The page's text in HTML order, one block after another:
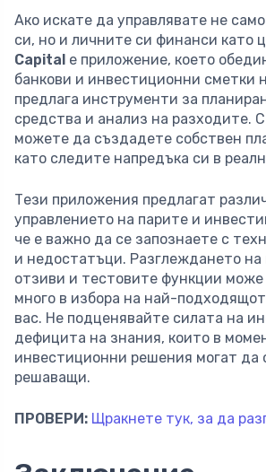
Ако искате да управлявате не
си, но и личните си финанси като
Capital е приложение, което
банкови и инвестиционни сметки
предлага инструменти за
средства и анализ на разходите.
можете да създадете собствен
като следите напредъка си в
Тези приложения предлагат
управлението на парите и
че е важно да се запознаете с
и недостатъци. Разглеждането на
отзиви и тестовите функции може
много в избора на най-
вас. Не подценявайте силата на
дефицитa на знания, които в
инвестиционни решения могат да
решаващи.
ПРОВЕРИ: Щракнете тук, за да